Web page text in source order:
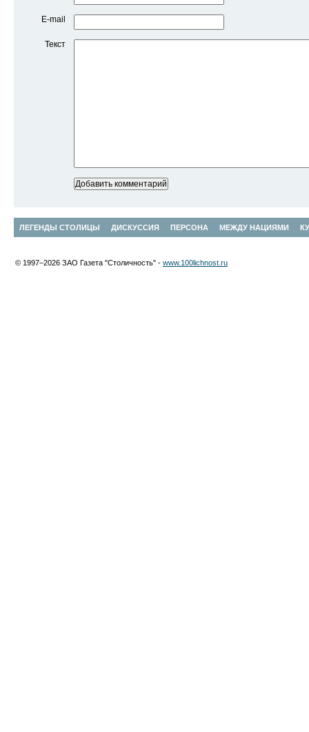
E-mail
Текст
ЛЕГЕНДЫ СТОЛИЦЫ ДИСКУССИЯ ПЕРСОНА МЕЖДУ НАЦИЯМИ
© 1997–2026 ЗАО Газета "Столичность" - www.100lichnost.ru